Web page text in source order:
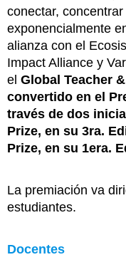
conectar,
exponencialmente
alianza con el
Impact Alliance y
el Global Teacher
convertido en el
través de dos
Prize, en su 3ra.
Prize, en su 1era.
La premiación va
estudiantes.
Docentes